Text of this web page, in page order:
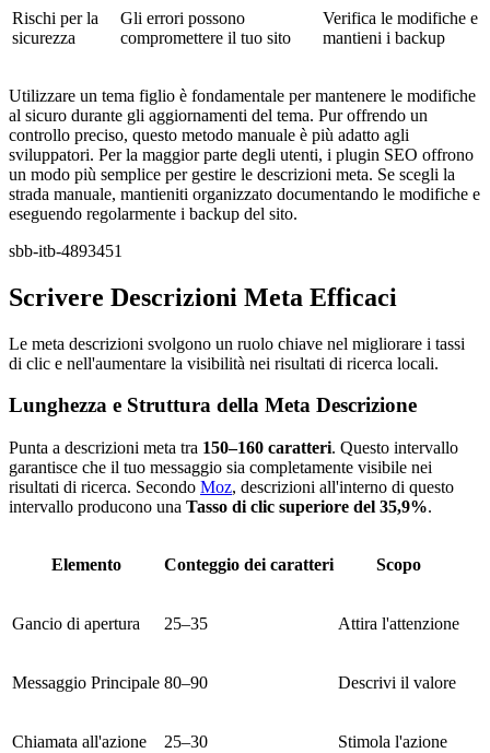
Rischi per la
sicurezza
Gli errori possono
compromettere il tuo sito
Verifica le modifiche e
mantieni i backup
Utilizzare un tema figlio è fondamentale per mantenere le modifiche
al sicuro durante gli aggiornamenti del tema. Pur offrendo un
controllo preciso, questo metodo manuale è più adatto agli
sviluppatori. Per la maggior parte degli utenti, i plugin SEO offrono
un modo più semplice per gestire le descrizioni meta. Se scegli la
strada manuale, mantieniti organizzato documentando le modifiche e
eseguendo regolarmente i backup del sito.
sbb-itb-4893451
Scrivere Descrizioni Meta Efficaci
Le meta descrizioni svolgono un ruolo chiave nel migliorare i tassi
di clic e nell'aumentare la visibilità nei risultati di ricerca locali.
Lunghezza e Struttura della Meta Descrizione
Punta a descrizioni meta tra 150–160 caratteri. Questo intervallo
garantisce che il tuo messaggio sia completamente visibile nei
risultati di ricerca. Secondo Moz, descrizioni all'interno di questo
intervallo producono una Tasso di clic superiore del 35,9%.
Elemento Conteggio dei caratteri Scopo
Gancio di apertura 25–35 Attira l'attenzione
Messaggio Principale 80–90 Descrivi il valore
Chiamata all'azione 25–30 Stimola l'azione